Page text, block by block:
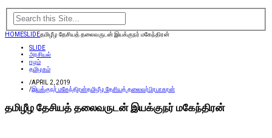
HOMESLIDEதமிழீழ தேசியத் தலைவருடன் இயக்குநர் மகேந்திரன்
SLIDE
அரசியல்
ஈழம்
தமிழகம்
/APRIL 2, 2019
/இயக்குநர் மகேந்திரன்தமிழீழ தேசியத் தலைவர்பிரபாகரன்
தமிழீழ தேசியத் தலைவருடன் இயக்குநர் மகேந்திரன்